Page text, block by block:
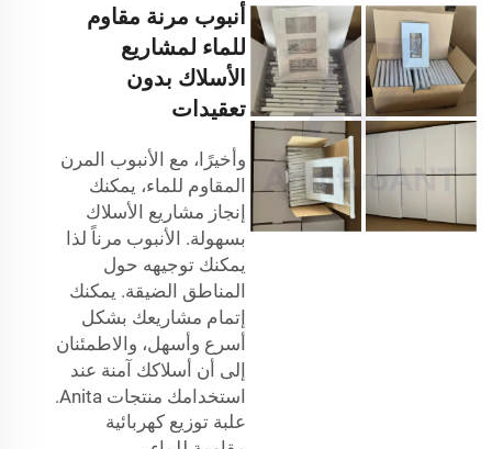
أنبوب مرنة مقاوم
للماء لمشاريع
الأسلاك بدون
تعقيدات
وأخيرًا، مع الأنبوب المرن
المقاوم للماء، يمكنك
إنجاز مشاريع الأسلاك
بسهولة. الأنبوب مرناً لذا
يمكنك توجيهه حول
المناطق الضيقة. يمكنك
إتمام مشاريعك بشكل
أسرع وأسهل، والاطمئنان
إلى أن أسلاكك آمنة عند
استخدامك منتجات Anita.
علبة توزيع كهربائية